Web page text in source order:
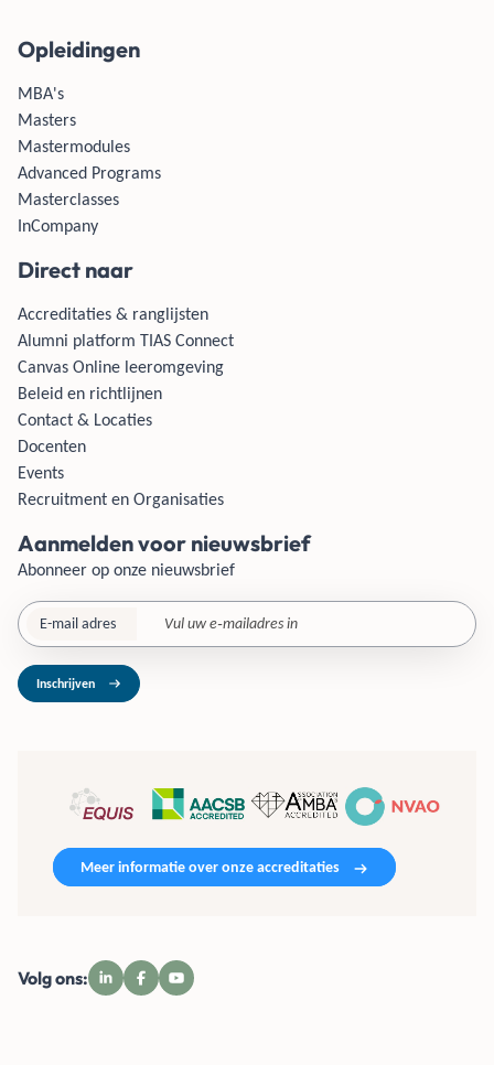
Opleidingen
MBA's
Masters
Mastermodules
Advanced Programs
Masterclasses
InCompany
Direct naar
Accreditaties & ranglijsten
Alumni platform TIAS Connect
Canvas Online leeromgeving
Beleid en richtlijnen
Contact & Locaties
Docenten
Events
Recruitment en Organisaties
Aanmelden voor nieuwsbrief
Abonneer op onze nieuwsbrief
E-mail adres
Inschrijven
Meer informatie over onze accreditaties
Volg ons: